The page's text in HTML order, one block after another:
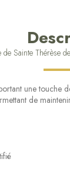
de Sainte Thérèse
une
de